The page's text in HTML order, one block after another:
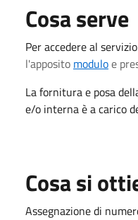
Cosa serve
Per accedere al
l'apposito moduloe
La fornitura e posa
e/o interna è a carico
Cosa si
Assegnazione di